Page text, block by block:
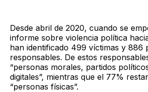
Desde abril de 2020, cuando se
informe sobre violencia política
han identificado 499 víctimas y 886
responsables. De estos
“personas morales, partidos
digitales”, mientras que el 77%
“personas físicas”.